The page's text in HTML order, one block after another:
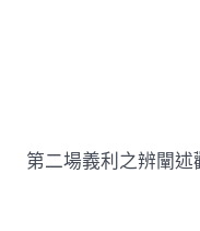
第二場義利之辨闡